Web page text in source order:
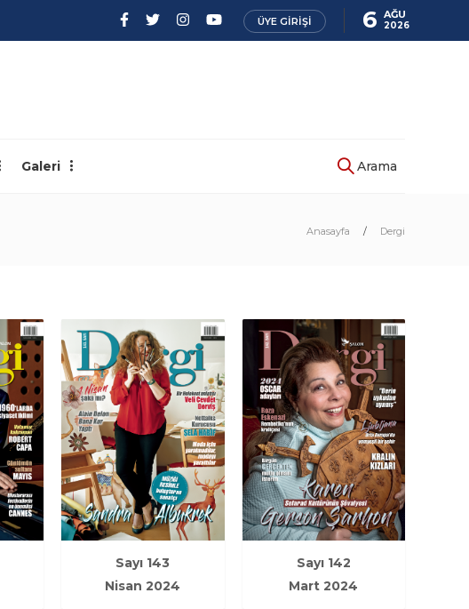
ÜYE GIRIŞI 6 AĞU
2026
Galeri Arama
Anasayfa Dergi
Sayı 143
Nisan 2024
Sayı 142
Mart 2024